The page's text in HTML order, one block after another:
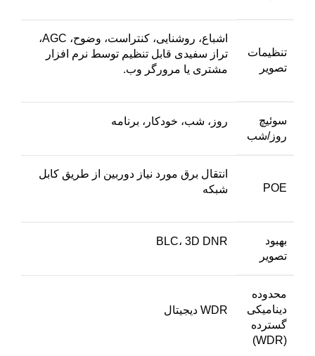
تنظیمات
تصویر
اشباع، روشنایی، کنتراست، وضوح، AGC،
تراز سفیدی قابل تنظیم توسط نرم افزار
مشتری یا مرورگر وب.
سوئیچ
روز/شب
روز، شب، خودکار، برنامه
POE
انتقال برق مورد نیاز دوربین از طریق کابل
شبکه
بهبود
تصویر
BLC، 3D DNR
محدوده
دینامیکی
گسترده
(WDR)
WDR دیجیتال